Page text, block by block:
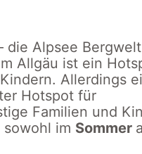
die Alpsee
Allgäu ist ein
Allerdings
Hotspot für
Familien und
im Sommer